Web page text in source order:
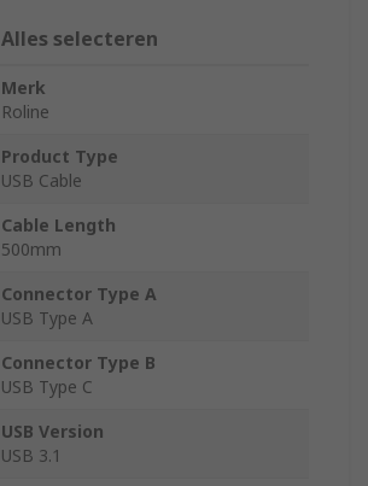
Alles selecteren
Merk
Roline
Product Type
USB Cable
Cable Length
500mm
Connector Type A
USB Type A
Connector Type B
USB Type C
USB Version
USB 3.1